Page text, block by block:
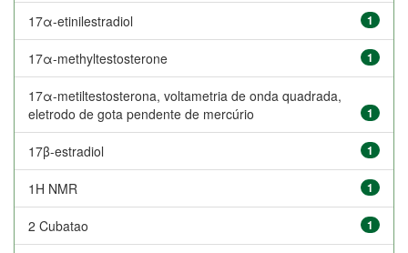
17α-etinilestradiol 1
17α-methyltestosterone 1
17α-metiltestosterona, voltametria de onda quadrada,
eletrodo de gota pendente de mercúrio
1
17β-estradiol 1
1H NMR 1
2 Cubatao 1